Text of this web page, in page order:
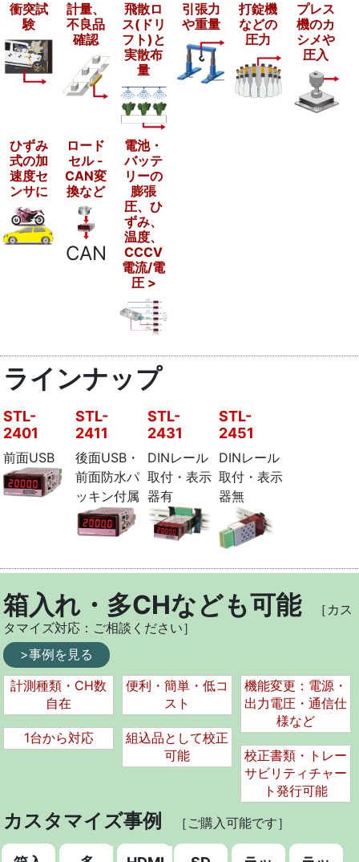
衝突試
験
計量、
不良品
確認
飛散ロ
ス(ドリ
フト)と
実散布
量
引張力
や重量
打錠機
などの
圧力
プレス
機のカ
シメや
圧入
ひずみ
式の加
速度セ
ンサに
ロード
セル -
CAN変
換など
CAN
電池・
バッテ
リーの
膨張
圧、ひ
ずみ、
温度、
CCCV
電流/電
圧 >
ラインナップ
STL-
2401
前面USB
STL-
2411
後面USB・
前面防水パ
ッキン付属
STL-
2431
DINレール
取付・表示
器有
STL-
2451
DINレール
取付・表示
器無
箱入れ・多CHなども可能［カス
タマイズ対応：ご相談ください］
>事例を見る
計測種類・CH数
自在
1台から対応
便利・簡単・低コ
スト
組込品として校正
可能
機能変更：電源・
出力電圧・通信仕
様など
校正書類・トレー
サビリティチャー
ト発行可能
カスタマイズ事例 ［ご購入可能です］